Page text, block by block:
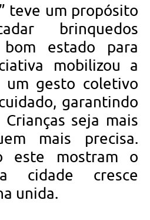
teve um propósito
brinquedos
estado para
mobilizou a
um gesto coletivo
garantindo
seja mais
mais precisa.
este mostram o
cidade cresce
unida.